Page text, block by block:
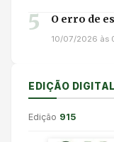
5 O erro de
10/07/2026 às
EDIÇÃO DIGITAL
Edição 915